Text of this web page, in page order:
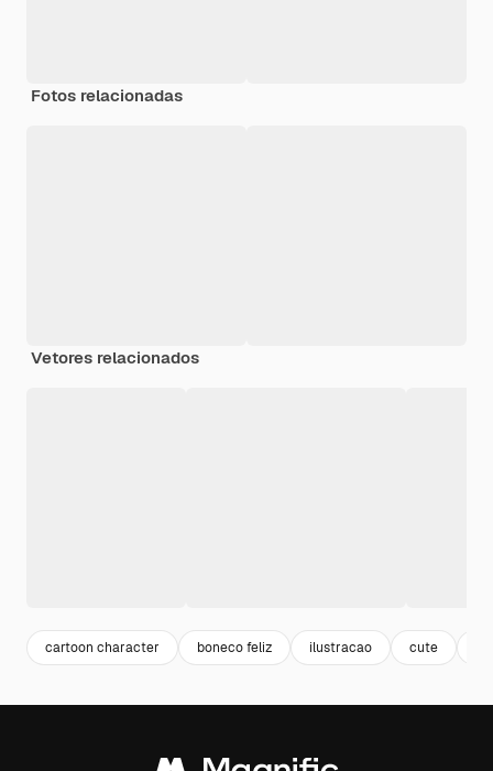
Fotos relacionadas
Vetores relacionados
cartoon character boneco feliz ilustracao cute